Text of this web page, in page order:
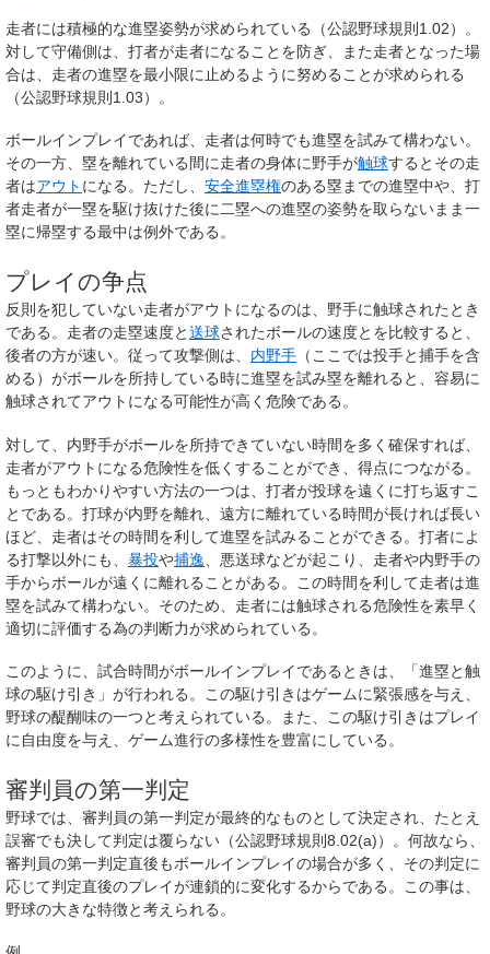
走者には積極的な進塁姿勢が求められている（公認野球規則1.02）。
対して守備側は、打者が走者になることを防ぎ、また走者となった場
合は、走者の進塁を最小限に止めるように努めることが求められる
（公認野球規則1.03）。
ボールインプレイであれば、走者は何時でも進塁を試みて構わない。
その一方、塁を離れている間に走者の身体に野手が触球するとその走
者はアウト になる。ただし、 安全進塁権のある塁までの進塁中や、打
者走者が一塁を駆け抜けた後に二塁への進塁の姿勢を取らないまま一
塁に帰塁する最中は例外である。
プレイの争点
反則を犯していない走者がアウトになるのは、野手に触球されたとき
である。走者の走塁速度と送球されたボールの速度とを比較すると、
後者の方が速い。従って攻撃側は、 内野手 （ここでは投手と捕手を含
める）がボールを所持している時に進塁を試み塁を離れると、容易に
触球されてアウトになる可能性が高く危険である。
対して、内野手がボールを所持できていない時間を多く確保すれば、
走者がアウトになる危険性を低くすることができ、得点につながる。
もっともわかりやすい方法の一つは、打者が投球を遠くに打ち返すこ
とである。打球が内野を離れ、遠方に離れている時間が長ければ長い
ほど、走者はその時間を利して進塁を試みることができる。打者によ
る打撃以外にも、 暴投や捕逸 、悪送球などが起こり、走者や内野手の
手からボールが遠くに離れることがある。この時間を利して走者は進
塁を試みて構わない。そのため、走者には触球される危険性を素早く
適切に評価する為の判断力が求められている。
このように、試合時間がボールインプレイであるときは、「進塁と触
球の駆け引き」が行われる。この駆け引きはゲームに緊張感を与え、
野球の醍醐味の一つと考えられている。また、この駆け引きはプレイ
に自由度を与え、ゲーム進行の多様性を豊富にしている。
審判員の第一判定
野球では、審判員の第一判定が最終的なものとして決定され、たとえ
誤審でも決して判定は覆らない（公認野球規則8.02(a)）。何故なら、
審判員の第一判定直後もボールインプレイの場合が多く、その判定に
応じて判定直後のプレイが連鎖的に変化するからである。この事は、
野球の大きな特徴と考えられる。